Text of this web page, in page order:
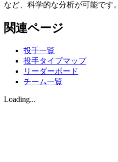
など、科学的な分析が可能です。
関連ページ
投手一覧
投手タイプマップ
リーダーボード
チーム一覧
Loading...